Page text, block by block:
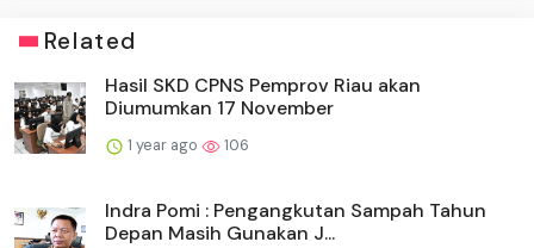
Related
Hasil SKD CPNS Pemprov Riau akan
Diumumkan 17 November
1 year ago 106
Indra Pomi : Pengangkutan Sampah Tahun
Depan Masih Gunakan J...